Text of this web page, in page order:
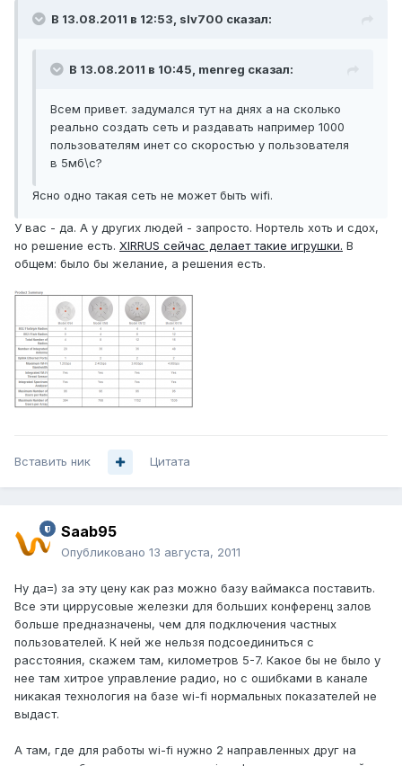
В 13.08.2011 в 12:53, slv700 сказал:
В 13.08.2011 в 10:45, menreg сказал:
Всем привет. задумался тут на днях а на сколько
реально создать сеть и раздавать например 1000
пользователям инет со скоростью у пользователя
в 5мб\с?
Ясно одно такая сеть не может быть wifi.
У вас - да. А у других людей - запросто. Нортель хоть и сдох,
но решение есть. XIRRUS сейчас делает такие игрушки. В
общем: было бы желание, а решения есть.
Вставить ник Цитата
Saab95
Опубликовано 13 августа, 2011
Ну да=) за эту цену как раз можно базу ваймакса поставить.
Все эти циррусовые железки для больших конференц залов
больше предназначены, чем для подключения частных
пользователей. К ней же нельзя подсоединиться с
расстояния, скажем там, километров 5-7. Какое бы не было у
нее там хитрое управление радио, но с ошибками в канале
никакая технология на базе wi-fi нормальных показателей не
выдаст.
А там, где для работы wi-fi нужно 2 направленных друг на